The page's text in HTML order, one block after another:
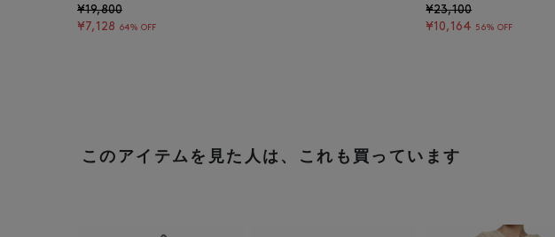
¥19,800
¥7,128 64% OFF
¥23,100
¥10,164 56% OFF
このアイテムを見た人は、これも買っています